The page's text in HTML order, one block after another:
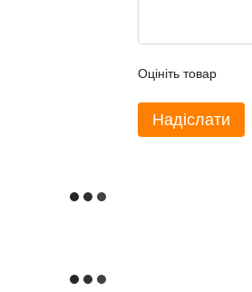
Оцініть товар
Надіслати